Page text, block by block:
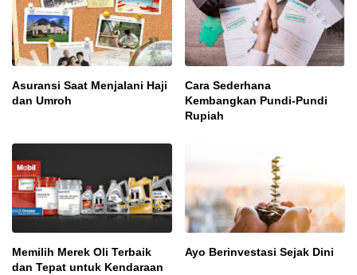
Asuransi Saat Menjalani Haji
dan Umroh
Cara Sederhana
Kembangkan Pundi-Pundi
Rupiah
Memilih Merek Oli Terbaik
dan Tepat untuk Kendaraan
Ayo Berinvestasi Sejak Dini